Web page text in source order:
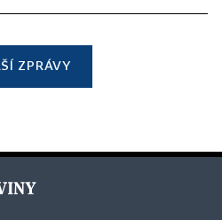
ZPRÁVY